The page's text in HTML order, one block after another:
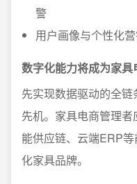
警
用户画像与个性化
数字化能力将成为家具
先实现数据驱动的全
先机。家具电商管理
能供应链、云端ERP
化家具品牌。